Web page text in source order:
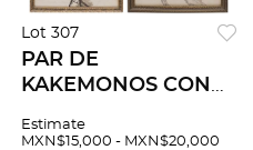
Lot 307
PAR DE
KAKEMONOS CON
HALCONES. CHINA,
Estimate
MXN$15,000 - MXN$20,000